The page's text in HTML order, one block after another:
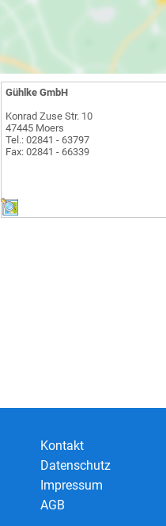
Gühlke GmbH
Konrad Zuse Str. 10
47445 Moers
Tel.: 02841 - 63797
Fax: 02841 - 66339
Kontakt
Datenschutz
Impressum
AGB